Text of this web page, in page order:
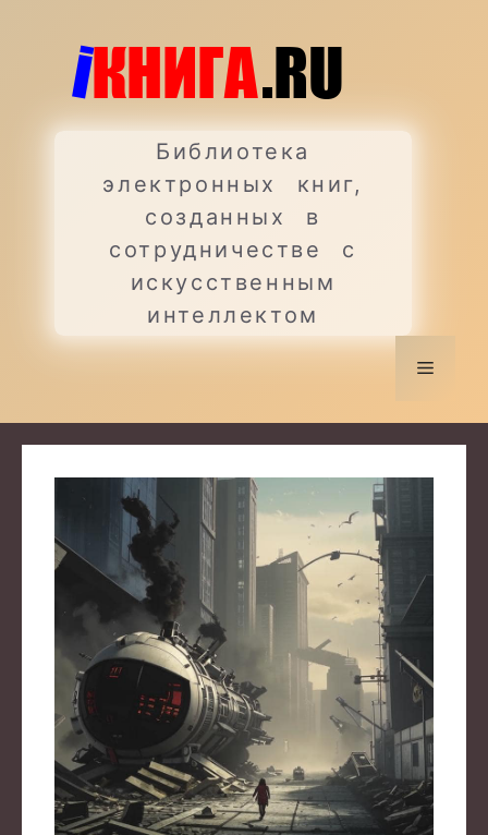
содержимому
Библиотека
электронных книг,
созданных в
сотрудничестве с
искусственным
интеллектом
Меню